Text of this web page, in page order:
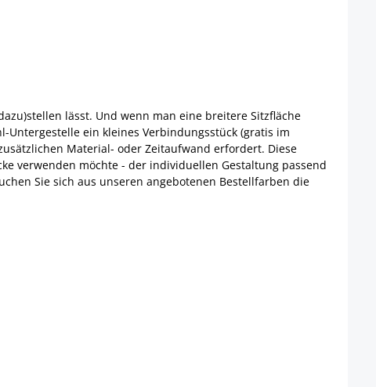
lässt. Und wenn man eine breitere Sitzfläche
Untergestelle ein kleines Verbindungsstück (gratis im
Material- oder Zeitaufwand erfordert. Diese
verwenden möchte - der individuellen Gestaltung passend
Sie sich aus unseren angebotenen Bestellfarben die